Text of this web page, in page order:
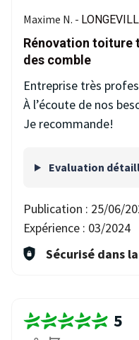
Maxime N. -
Rénovation toiture
des comble
Entreprise très
À l’écoute de nos
Je recommande!
Evaluation
Publication : 25/06/
Expérience : 03/2024
Sécurisé dans
5